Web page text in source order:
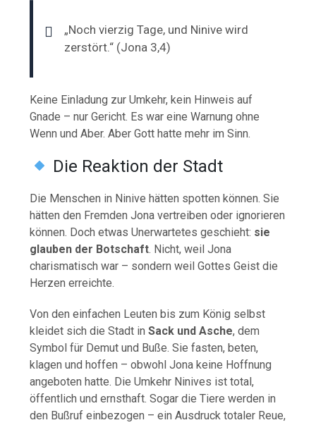
„Noch vierzig Tage, und Ninive wird
zerstört.“ (Jona 3,4)
Keine Einladung zur Umkehr, kein Hinweis auf
Gnade – nur Gericht. Es war eine Warnung ohne
Wenn und Aber. Aber Gott hatte mehr im Sinn.
Die Reaktion der Stadt
Die Menschen in Ninive hätten spotten können. Sie
hätten den Fremden Jona vertreiben oder ignorieren
können. Doch etwas Unerwartetes geschieht: sie
glauben der Botschaft. Nicht, weil Jona
charismatisch war – sondern weil Gottes Geist die
Herzen erreichte.
Von den einfachen Leuten bis zum König selbst
kleidet sich die Stadt inSack und Asche, dem
Symbol für Demut und Buße. Sie fasten, beten,
klagen und hoffen – obwohl Jona keine Hoffnung
angeboten hatte. Die Umkehr Ninives ist total,
öffentlich und ernsthaft. Sogar die Tiere werden in
den Bußruf einbezogen – ein Ausdruck totaler Reue,